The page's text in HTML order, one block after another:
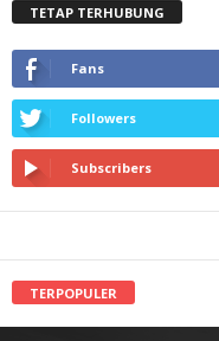
TETAP TERHUBUNG
Fans
Followers
Subscribers
TERPOPULER